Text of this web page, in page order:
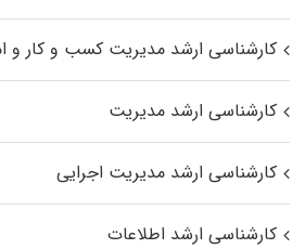
کارشناسی ارشد مدیریت کسب و کار و
کارشناسی ارشد مدیریت
کارشناسی ارشد مدیریت اجرایی
کارشناسی ارشد اطلاعات